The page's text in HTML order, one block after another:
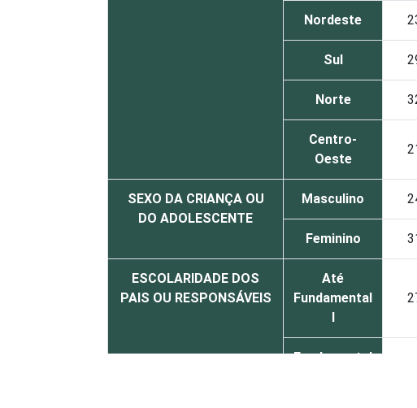
Nordeste
Sul
Norte
Centro-
Oeste
SEXO DA CRIANÇA OU
DO ADOLESCENTE
Masculino
Feminino
ESCOLARIDADE DOS
PAIS OU RESPONSÁVEIS
Até
Fundamental
Fundamental